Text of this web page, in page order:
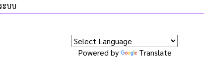
ะบบ
Powered by Translate